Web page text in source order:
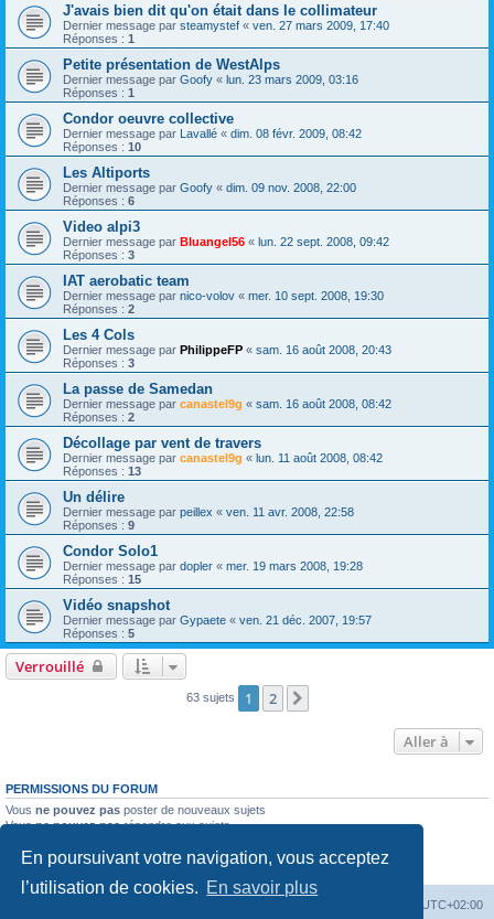
En poursuivant votre navigation, vous acceptez
l’utilisation de cookies. En savoir plus
J'avais bien dit qu'on était dans le collimateur
Dernier message par steamystef « ven. 27 mars 2009, 17:40
Réponses : 1
Petite présentation de WestAlps
Dernier message par Goofy « lun. 23 mars 2009, 03:16
Réponses : 1
Condor oeuvre collective
Dernier message par Lavallé « dim. 08 févr. 2009, 08:42
Réponses : 10
Les Altiports
Dernier message par Goofy « dim. 09 nov. 2008, 22:00
Réponses : 6
Video alpi3
Dernier message par Bluangel56 « lun. 22 sept. 2008, 09:42
Réponses : 3
IAT aerobatic team
Dernier message par nico-volov « mer. 10 sept. 2008, 19:30
Réponses : 2
Les 4 Cols
Dernier message par PhilippeFP « sam. 16 août 2008, 20:43
Réponses : 3
La passe de Samedan
Dernier message par canastel9g « sam. 16 août 2008, 08:42
Réponses : 2
Décollage par vent de travers
Dernier message par canastel9g « lun. 11 août 2008, 08:42
Réponses : 13
Un délire
Dernier message par peillex « ven. 11 avr. 2008, 22:58
Réponses : 9
Condor Solo1
Dernier message par dopler « mer. 19 mars 2008, 19:28
Réponses : 15
Vidéo snapshot
Dernier message par Gypaete « ven. 21 déc. 2007, 19:57
Réponses : 5
Verrouillé
63 sujets 1 2
Aller à
PERMISSIONS DU FORUM
Vous ne pouvez pas poster de nouveaux sujets
Vousne pouvez pasrépondre aux sujets
Vousne pouvez passupprimer vos messages
ne pouvez pas joindre des fichiers
UTC+02:00